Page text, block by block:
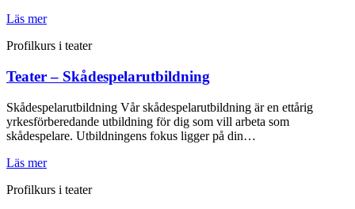
Läs mer
Profilkurs i teater
Teater – Skådespelarutbildning
Skådespelarutbildning Vår skådespelarutbildning är en ettårig
yrkesförberedande utbildning för dig som vill arbeta som
skådespelare. Utbildningens fokus ligger på din…
Läs mer
Profilkurs i teater